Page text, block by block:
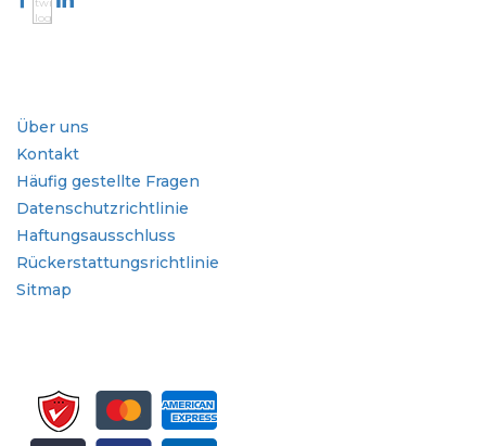
Über uns
Kontakt
Häufig gestellte Fragen
Datenschutzrichtlinie
Haftungsausschluss
Rückerstattungsrichtlinie
Sitmap